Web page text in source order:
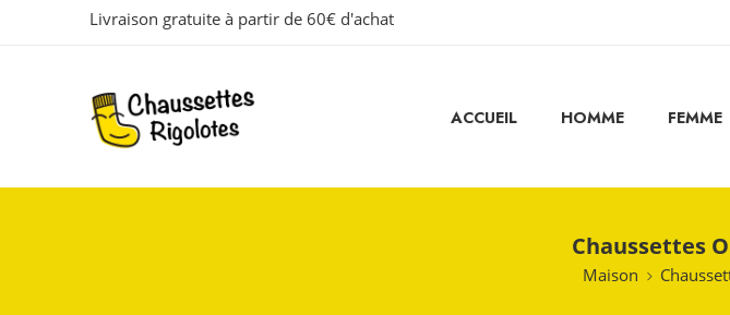
Livraison gratuite à partir de 60€ d'achat
ACCUEIL HOMME FEMME
Chaussettes
Maison